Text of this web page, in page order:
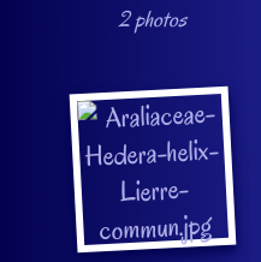
2 photos